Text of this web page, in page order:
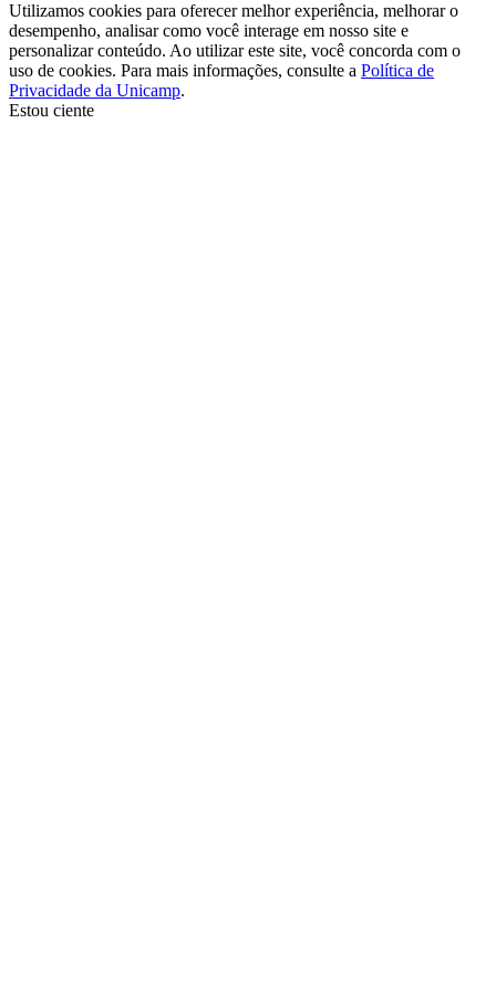
Utilizamos cookies para oferecer melhor experiência, melhorar o
desempenho, analisar como você interage em nosso site e
personalizar conteúdo. Ao utilizar este site, você concorda com o
uso de cookies. Para mais informações, consulte a Política de
Privacidade da Unicamp.
Estou ciente